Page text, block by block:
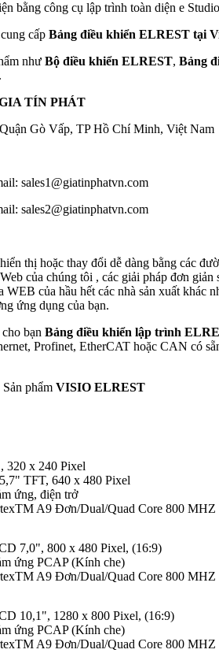
bằng công cụ lập trình toàn diện e
cấp Bảng điều khiển ELREST tại
như Bộ điều khiển ELREST, Bảng
TÍN PHÁT
Gò Vấp, TP Hồ Chí Minh, Việt Nam
thị hoặc thay đổi dễ dàng bằng các
của chúng tôi , các giải pháp đơn
WEB của hầu hết các nhà sản xuất khác
ứng dụng của bạn.
bạn Bảng điều khiển lập trình
Profinet, EtherCAT hoặc CAN có
Sản phẩm VISIO ELREST
320 x 240 Pixel
TFT, 640 x 480 Pixel
ứng, điện trở
A9 Đơn/Dual/Quad Core 800 MHZ
7,0", 800 x 480 Pixel, (16:9)
ứng PCAP (Kính che)
A9 Đơn/Dual/Quad Core 800 MHZ
10,1", 1280 x 800 Pixel, (16:9)
ứng PCAP (Kính che)
A9 Đơn/Dual/Quad Core 800 MHZ